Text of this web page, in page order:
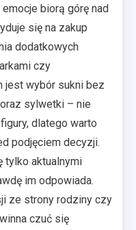
biorą górę nad
się na zakup
dodatkowych
czy
jest wybór sukni bez
sylwetki – nie
dlatego warto
podjęciem decyzji.
tylko aktualnymi
im odpowiada.
ze strony rodziny czy
czuć się